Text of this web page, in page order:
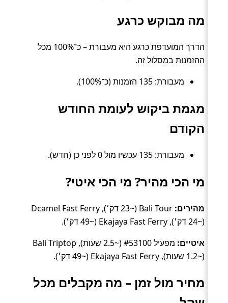
מה מבוקש כרגע
הדרך המועדפת כרגע היא מעבורת – כ־100% מכל
ההזמנות במסלול זה.
מעבורת: 135 הזמנות (כ־100%).
מגמת ביקוש לעומת החודש
הקודם
מעבורת: 135 עכשיו מול 0 לפני כן (חדש).
מי הכי מהיר? מי הכי איטי?
מהירים:
Bali Tour (~23 דק׳), Dcamel Fast Ferry
(~24 דק׳), Ekajaya Fast Ferry (~49 דק׳).
איטיים:
מפעיל #53100 (~2.5 שעות), Bali Triptop
(~1.2 שעות), Ekajaya Fast Ferry (~49 דק׳).
מחיר מול זמן – מה מקבלים מכל